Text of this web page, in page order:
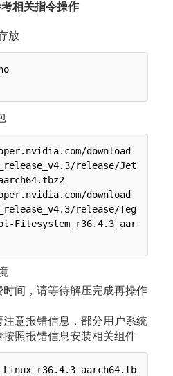
相关指令操作
放
download
release/Jet
download
release/Teg
Filesystem_r36.4.3_aar
间，请等待解压完成再操作
意报错信息，部分用户系统
照报错信息安装相关组件